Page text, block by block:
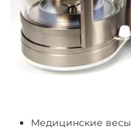
Медицинские весы